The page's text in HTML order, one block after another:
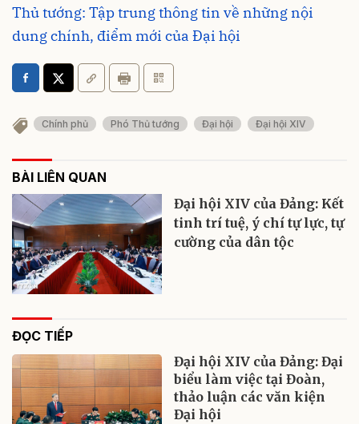
Thủ tướng: Tập trung thông tin về những nội
dung chính, điểm mới của Đại hội
Chính phủ Phó Thủ tướng Đại hội Đại hội XIV
BÀI LIÊN QUAN
Đại hội XIV của Đảng: Kết
tinh trí tuệ, ý chí tự lực, tự
cường của dân tộc
ĐỌC TIẾP
Đại hội XIV của Đảng: Đại
biểu làm việc tại Đoàn,
thảo luận các văn kiện
Đại hội